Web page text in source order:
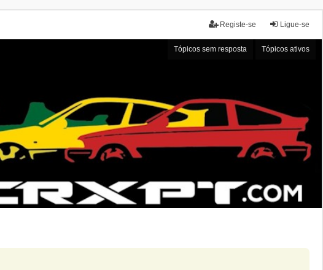
Ligue-se
Registe-se
Tópicos sem resposta Tópicos ativos